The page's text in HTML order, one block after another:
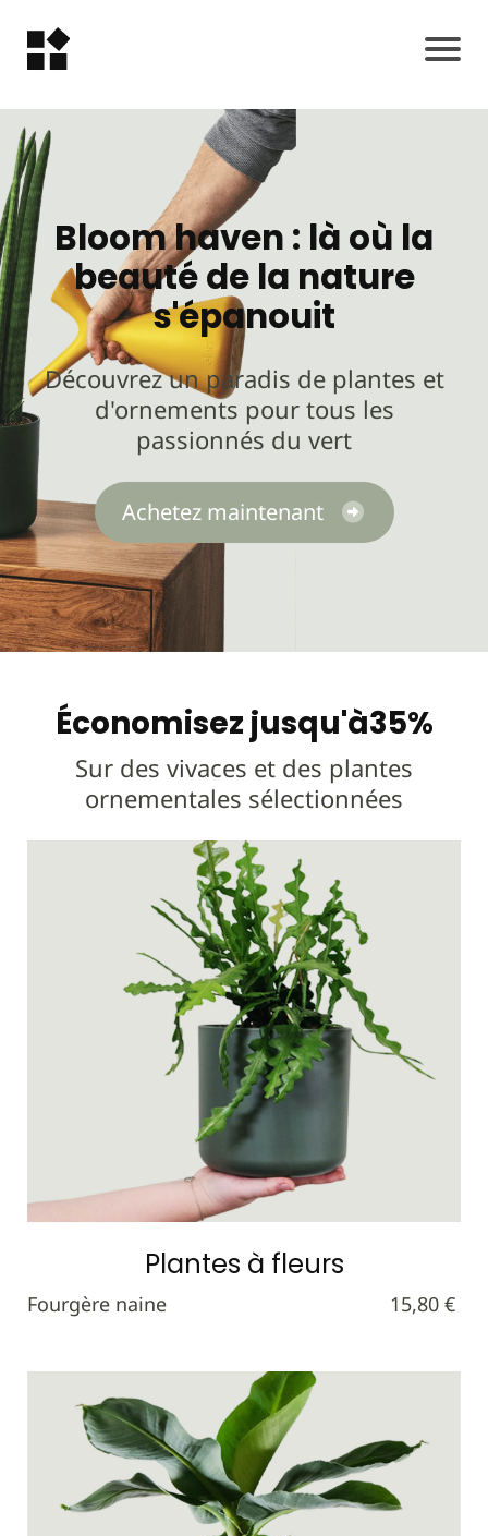
Bloom haven : là où la
beauté de la nature
s'épanouit
Découvrez un paradis de plantes et
d'ornements pour tous les
passionnés du vert
Achetez maintenant
Économisez jusqu'à35%
Sur des vivaces et des plantes
ornementales sélectionnées
Plantes à fleurs
Fourgère naine 15,80 €